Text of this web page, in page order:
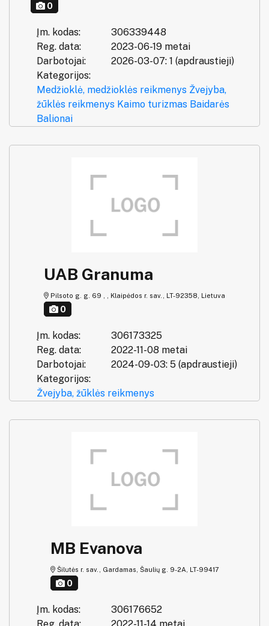
0
Įm. kodas:
306339448
Reg. data:
2023-06-19 metai
Darbotojai:
2026-03-07: 1 (apdraustieji)
Kategorijos:
Medžioklė, medžioklės reikmenys Žvejyba,
žūklės reikmenys Kaimo turizmas Baidarės
Balionai
UAB Granuma
Pilsoto g. g. 69 , , Klaipėdos r. sav., LT-92358, Lietuva
0
Įm. kodas:
306173325
Reg. data:
2022-11-08 metai
Darbotojai:
2024-09-03: 5 (apdraustieji)
Kategorijos:
Žvejyba, žūklės reikmenys
MB Evanova
Šilutės r. sav., Gardamas, Šaulių g. 9-2A, LT-99417
0
Įm. kodas:
306176652